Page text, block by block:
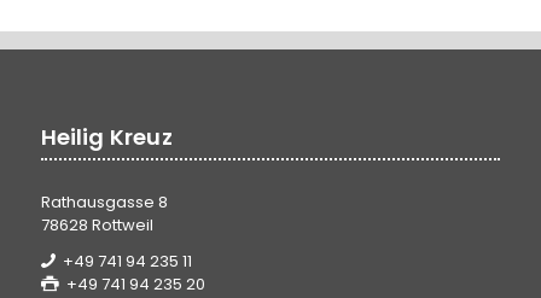
Heilig Kreuz
Rathausgasse 8
78628 Rottweil
+49 741 94 235 11
+49 741 94 235 20